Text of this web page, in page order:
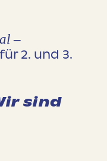
–
2. und 3.
sind